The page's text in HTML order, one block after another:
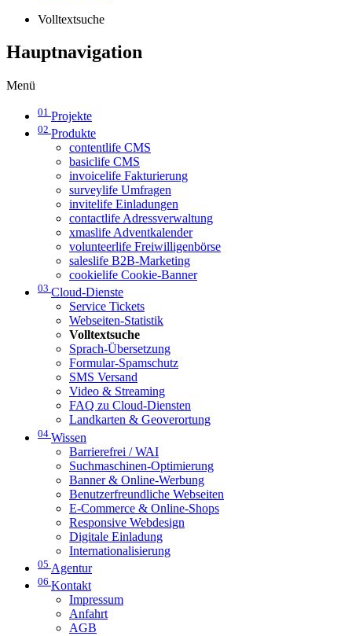
Volltextsuche
Hauptnavigation
Menü
01 Projekte
02 Produkte
contentlife CMS
basiclife CMS
invoicelife Fakturierung
surveylife Umfragen
invitelife Einladungen
contactlife Adressverwaltung
xmaslife Adventkalender
volunteerlife Freiwilligenbörse
saleslife B2B-Marketing
cookielife Cookie-Banner
03 Cloud-Dienste
Service Tickets
Webseiten-Statistik
Volltextsuche
Sprach-Übersetzung
Formular-Spamschutz
SMS Versand
Video & Streaming
FAQ zu Cloud-Diensten
Landkarten & Geoverortung
04 Wissen
Barrierefrei / WAI
Suchmaschinen-Optimierung
Banner & Online-Werbung
Benutzerfreundliche Webseiten
E-Commerce & Online-Shops
Responsive Webdesign
Digitale Einladung
Internationalisierung
05 Agentur
06 Kontakt
Impressum
Anfahrt
AGB